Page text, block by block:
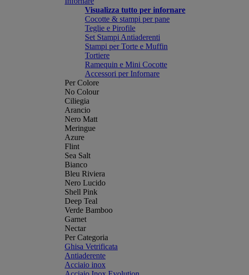
Visualizza tutto per infornare
Cocotte & stampi per pane
Teglie e Pirofile
Set Stampi Antiaderenti
Stampi per Torte e Muffin
Tortiere
Ramequin e Mini Cocotte
Accessori per Infornare
Per Colore
No Colour
Ciliegia
Arancio
Nero Matt
Meringue
Azure
Flint
Sea Salt
Bianco
Bleu Riviera
Nero Lucido
Shell Pink
Deep Teal
Verde Bamboo
Garnet
Nectar
Per Categoria
Ghisa Vetrificata
Antiaderente
Acciaio inox